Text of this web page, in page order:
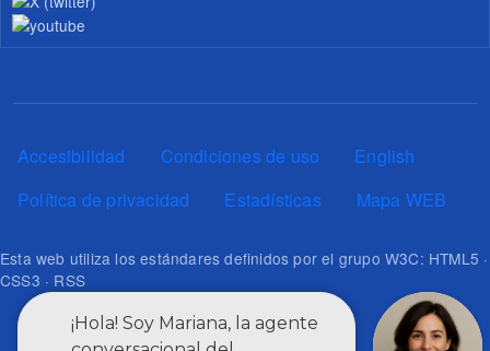
Pie de página
Accesibilidad Condiciones de uso
English
Política de privacidad
Estadísticas Mapa WEB
Esta web utiliza los estándares definidos por el grupo W3C: HTML5 ·
CSS3 · RSS